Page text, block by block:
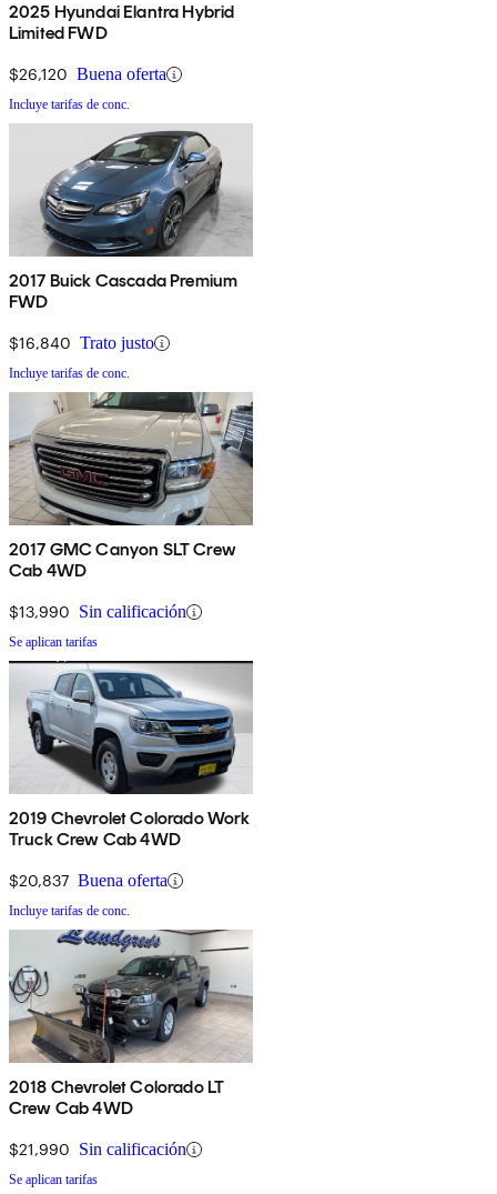
2025 Hyundai Elantra Hybrid
Limited FWD
$26,120 Buena oferta
Incluye tarifas de conc.
2017 Buick Cascada Premium
FWD
$16,840 Trato justo
Incluye tarifas de conc.
2017 GMC Canyon SLT Crew
Cab 4WD
$13,990 Sin calificación
Se aplican tarifas
2019 Chevrolet Colorado Work
Truck Crew Cab 4WD
$20,837 Buena oferta
Incluye tarifas de conc.
2018 Chevrolet Colorado LT
Crew Cab 4WD
$21,990 Sin calificación
Se aplican tarifas